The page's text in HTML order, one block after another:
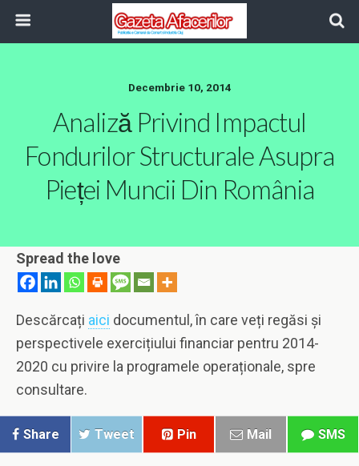
Decembrie 10, 2014
Analiză Privind Impactul
Fondurilor Structurale Asupra
Pieței Muncii Din România
Spread the love
Descărcați aici documentul, în care veți regăsi și
perspectivele exercițiului financiar pentru 2014-
2020 cu privire la programele operaționale, spre
consultare.
Share Tweet Pin Mail SMS